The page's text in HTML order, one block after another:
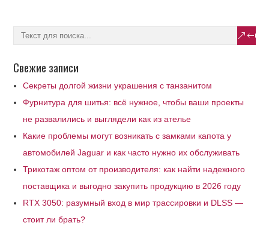
Свежие записи
Секреты долгой жизни украшения с танзанитом
Фурнитура для шитья: всё нужное, чтобы ваши проекты
не развалились и выглядели как из ателье
Какие проблемы могут возникать с замками капота у
автомобилей Jaguar и как часто нужно их обслуживать
Трикотаж оптом от производителя: как найти надежного
поставщика и выгодно закупить продукцию в 2026 году
RTX 3050: разумный вход в мир трассировки и DLSS —
стоит ли брать?